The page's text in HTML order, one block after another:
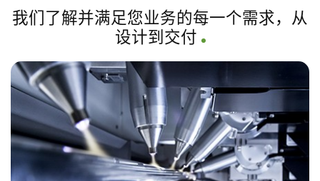
我们了解并满足您业务的每一个需求，从
设计到交付